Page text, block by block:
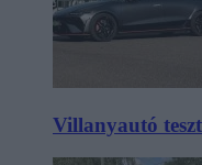
Villanyautó